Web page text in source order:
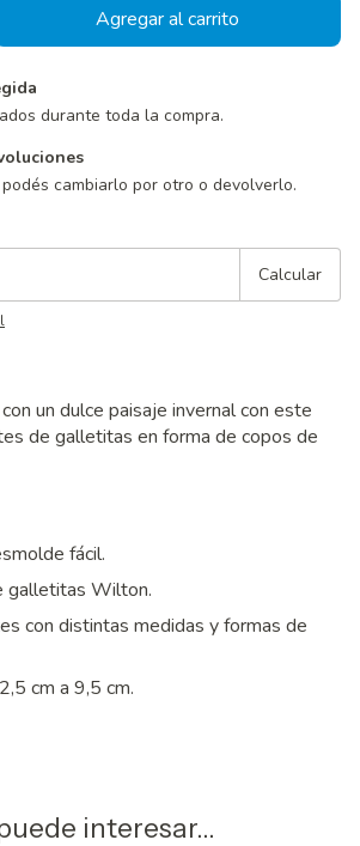
durante toda la compra.
cambiarlo por otro o devolverlo.
Calcular
un dulce paisaje invernal con este
de galletitas en forma de copos de
fácil.
galletitas Wilton.
con distintas medidas y formas de
cm a 9,5 cm.
interesar...